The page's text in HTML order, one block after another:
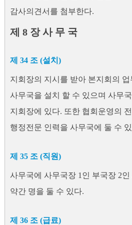
감사의견서를 첨부한다.
제 8 장 사 무 국
제 34 조 (설치)
지회장의 지시를 받아 본지회의
사무국을 설치 할 수 있으며 사무
지회장에 있다. 또한 협회운영의
행정전문 인력을 사무국에 둘 수
제 35 조 (직원)
사무국에 사무국장 1인 부국장 2
약간 명을 둘 수 있다.
제 36 조 (급료)